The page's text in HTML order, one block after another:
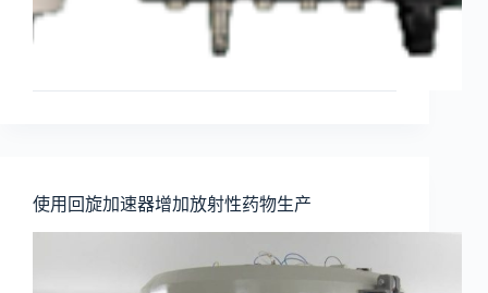
使用回旋加速器增加放射性药物生产